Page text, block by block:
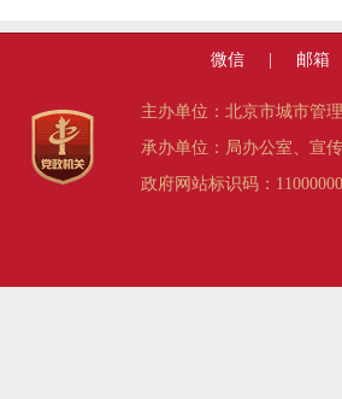
微信 邮箱
主办单位：北京市城市管
承办单位：局办公室、宣
政府网站标识码：